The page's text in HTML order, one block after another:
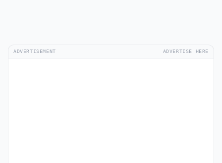
ADVERTISEMENT ADVERTISE HERE